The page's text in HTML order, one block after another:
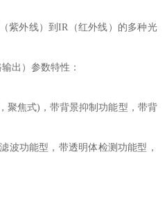
紫外线）到IR（红外线）的多种光
出）参数特性：
聚焦式)，带背景抑制功能型，带背
波功能型，带透明体检测功能型，